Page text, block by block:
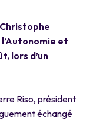
et
lors d’un
Riso, président
échangé